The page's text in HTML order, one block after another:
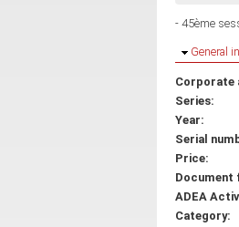
- 45ème
Hide
General
Corporate
Series:
Year:
Serial
Price:
Document
ADEA
Category: